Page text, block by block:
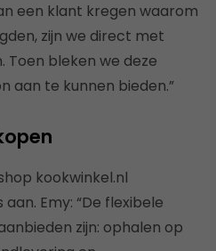
een klant kregen waarom
zijn we direct met
Toen bleken we deze
aan te kunnen bieden.”
kookwinkel.nl
Emy: “De flexibele
zijn: ophalen op